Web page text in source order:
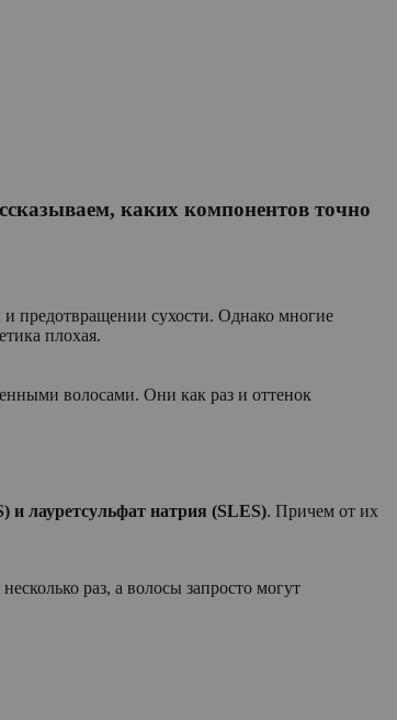
каких компонентов точно
и предотвращении сухости. Однако многие
плохая.
волосами. Они как раз и оттенок
и лауретсульфат натрия (SLES). Причем от их
раз, а волосы запросто могут